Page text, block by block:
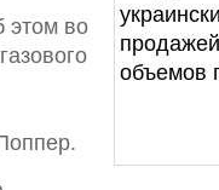
этом во